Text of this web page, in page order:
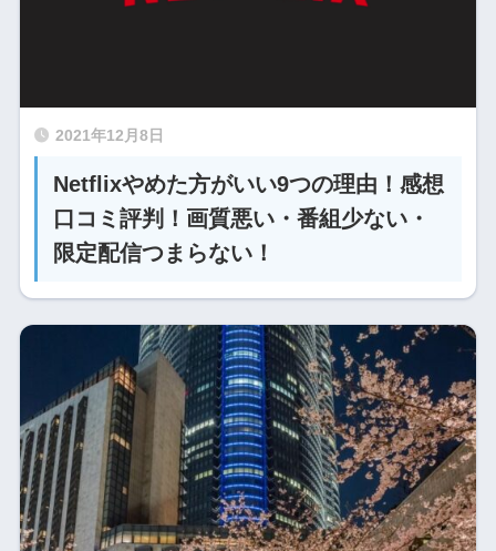
2021年12月8日
Netflixやめた方がいい9つの理由！感想
口コミ評判！画質悪い・番組少ない・
限定配信つまらない！